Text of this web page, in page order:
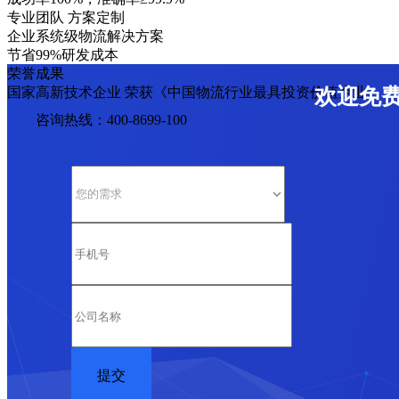
专业团队 方案定制
企业系统级物流解决方案
节省99%研发成本
荣誉成果
国家高新技术企业 荣获《中国物流行业最具投资价值企业》
欢迎免
咨询热线：400-8699-100